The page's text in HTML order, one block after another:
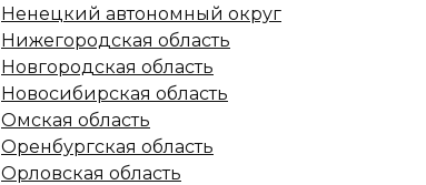
Ненецкий автономный округ
Нижегородская область
Новгородская область
Новосибирская область
Омская область
Оренбургская область
Орловская область